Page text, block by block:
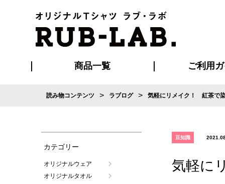
商品一覧 ご利用
ご利用ガ
はじめて
再注文の
お支払い方法
割引まとめ
発送・特急サー
版の保管期限
よくある
読み物コンテンツ > ラブログ > 気軽にリメイク！ 紅茶で
カテゴリー
オリジナルウェア
オリジナルタオル
豆知識
気軽に